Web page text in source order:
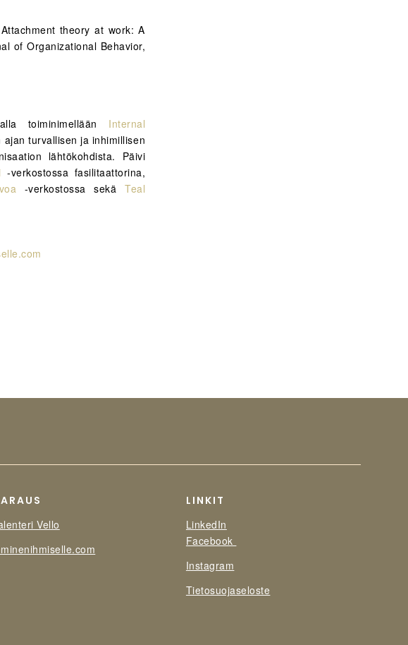
theory at work: A
of Organizational Behavior,
toiminimellään Internal
turvallisen ja inhimillisen
lähtökohdista. Päivi
-verkostossa fasilitaattorina,
-verkostossa sekä Teal
Vello
LINKIT
LinkedIn
Facebook
Instagram
Tietosuojaseloste